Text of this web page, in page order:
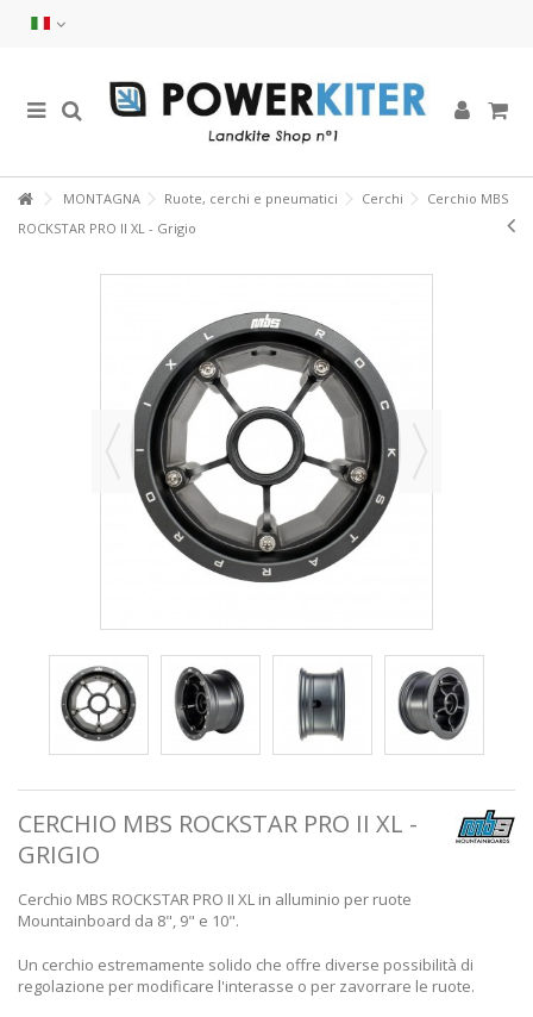
MONTAGNA Ruote, cerchi e pneumatici Cerchi
Cerchio MBS
ROCKSTAR PRO II XL - Grigio
CERCHIO MBS ROCKSTAR PRO II XL -
GRIGIO
Cerchio MBS ROCKSTAR PRO II XL in alluminio per ruote
Mountainboard da 8", 9" e 10".
Un cerchio estremamente solido che offre diverse possibilità di
regolazione per modificare l'interasse o per zavorrare le ruote.